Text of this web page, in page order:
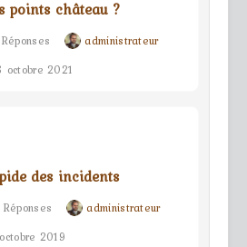
points château ?
administrateur
octobre 2021
des incidents
administrateur
2019